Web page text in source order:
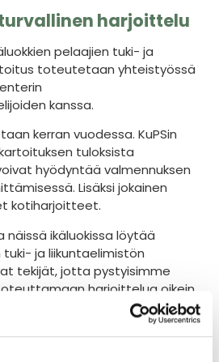
harjoittelu
pelaajien tuki- ja
toteutetaan yhteistyössä
kanssa.
kerran vuodessa. KuPSin
tuloksista
hyödyntää valmennuksen
Lisäksi jokainen
kotiharjoitteet.
näissä ikäluokissa löytää
tuki- ja liikuntaelimistön
tekijät, jotta pystyisimme
harjoittelua oikein.
pystymme välttämään
voitto pelaajalle ja perheelle,
Jari Koistinen.